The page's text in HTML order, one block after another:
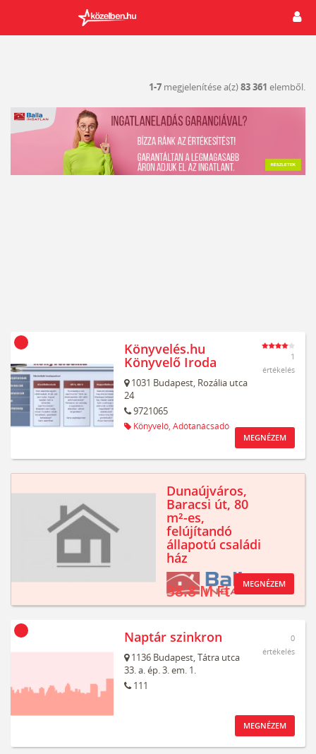
1-7 megjelenítése a(z)83 361 elemből.
Könyvelés.hu
Könyvelő Iroda
1031 Budapest, Rozália utca
24
9721065
Könyvelő, Adótanácsadó
1
értékelés
MEGNÉZEM
Dunaújváros,
Baracsi út, 80
m²-es,
felújítandó
állapotú családi
ház
38.8 M Ft MEGNÉZEM
Naptár szinkron
1136 Budapest,Tátra utca
33. a. ép. 3. em. 1.
111
0
értékelés
MEGNÉZEM